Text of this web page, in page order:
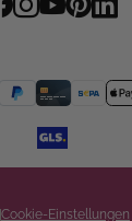
Cookie-Einstellungen